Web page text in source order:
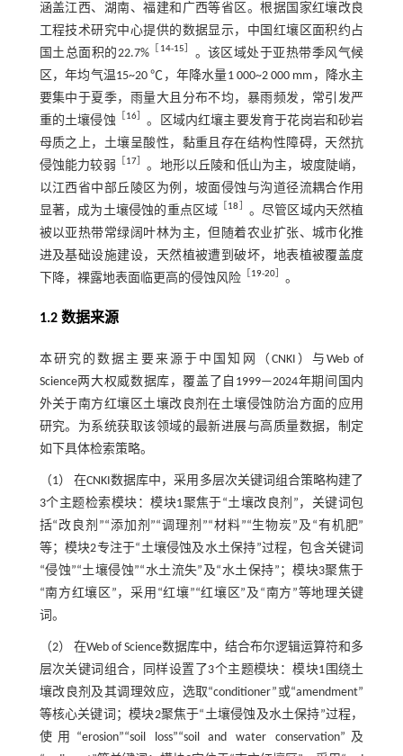
涵盖江西、湖南、福建和广西等省区。根据国家红壤改良
工程技术研究中心提供的数据显示，中国红壤区面积约占
国土总面积的22.7% ［ 14-15］ 。该区域处于亚热带季风气候
区，年均气温15~20 ℃，年降水量1 000~2 000 mm，降水主
要集中于夏季，雨量大且分布不均，暴雨频发，常引发严
重的土壤侵蚀 ［16］ 。区域内红壤主要发育于花岗岩和砂岩
母质之上，土壤呈酸性，黏重且存在结构性障碍，天然抗
侵蚀能力较弱 ［17］ 。地形以丘陵和低山为主，坡度陡峭，
以江西省中部丘陵区为例，坡面侵蚀与沟道径流耦合作用
显著，成为土壤侵蚀的重点区域 ［18］ 。尽管区域内天然植
被以亚热带常绿阔叶林为主，但随着农业扩张、城市化推
进及基础设施建设，天然植被遭到破坏，地表植被覆盖度
下降，裸露地表面临更高的侵蚀风险［19-20］ 。
1.2 数据来源
本研究的数据主要来源于中国知网（CNKI）与Web of
Science两大权威数据库，覆盖了自1999—2024年期间国内
外关于南方红壤区土壤改良剂在土壤侵蚀防治方面的应用
研究。为系统获取该领域的最新进展与高质量数据，制定
如下具体检索策略。
（1） 在CNKI数据库中，采用多层次关键词组合策略构建了
3个主题检索模块：模块1聚焦于“土壤改良剂”，关键词包
括“改良剂”“添加剂”“调理剂”“材料”“生物炭”及“有机肥”
等；模块2专注于“土壤侵蚀及水土保持”过程，包含关键词
“侵蚀”“土壤侵蚀”“水土流失”及“水土保持”；模块3聚焦于
“南方红壤区”，采用“红壤”“红壤区”及“南方”等地理关键
词。
（2） 在Web of Science数据库中，结合布尔逻辑运算符和多
层次关键词组合，同样设置了3个主题模块：模块1围绕土
壤改良剂及其调理效应，选取“conditioner”或“amendment”
等核心关键词；模块2聚焦于“土壤侵蚀及水土保持”过程，
使用“erosion”“soil loss”“soil and water conservation”及